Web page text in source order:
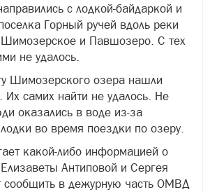
с лодкой-байдаркой и
Горный ручей вдоль реки
и Павшозеро. С тех
не удалось.
Шимозерского озера нашли
Их самих найти не удалось. Не
оказались в воде из-за
во время поездки по озеру.
какой-либо информацией о
Антиповой и Сергея
сообщить в дежурную часть ОМВД